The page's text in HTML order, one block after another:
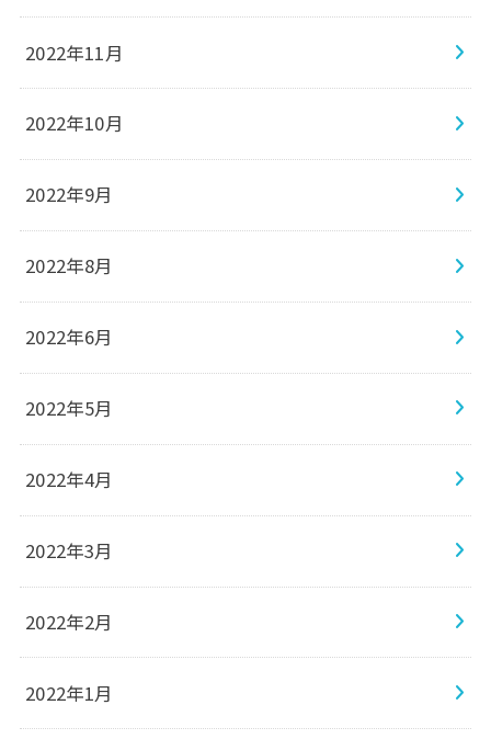
2022年11月
2022年10月
2022年9月
2022年8月
2022年6月
2022年5月
2022年4月
2022年3月
2022年2月
2022年1月